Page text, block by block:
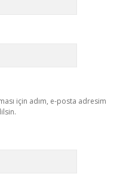
için adım, e-posta adresim